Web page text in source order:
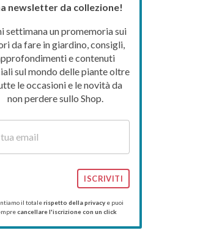
newsletter da collezione!
settimana un promemoria sui
da fare in giardino, consigli,
e contenuti
sul mondo delle piante oltre
le occasioni e le novità da
non perdere sullo Shop.
ISCRIVITI
il totalerispetto della privacye puoi
cancellare l'iscrizione con un click